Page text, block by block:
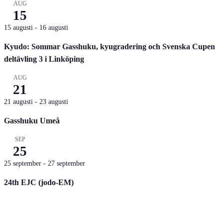
AUG
15
15 augusti - 16 augusti
Kyudo: Sommar Gasshuku, kyugradering och Svenska Cupen
deltävling 3 i Linköping
AUG
21
21 augusti - 23 augusti
Gasshuku Umeå
SEP
25
25 september - 27 september
24th EJC (jodo-EM)